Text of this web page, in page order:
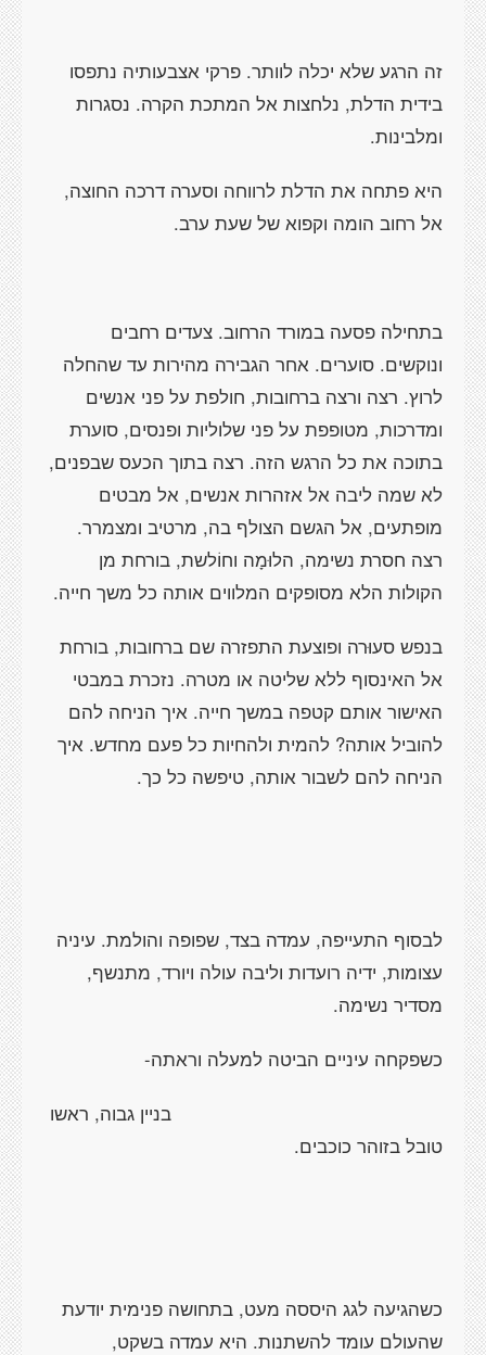
זה הרגע שלא יכלה לוותר. פרקי אצבעותיה נתפסו
בידית הדלת, נלחצות אל המתכת הקרה. נסגרות
ומלבינות.
היא פתחה את הדלת לרווחה וסערה דרכה החוצה,
אל רחוב הומה וקפוא של שעת ערב.
בתחילה פסעה במורד הרחוב. צעדים רחבים
ונוקשים. סוערים. אחר הגבירה מהירות עד שהחלה
לרוץ. רצה ורצה ברחובות, חולפת על פני אנשים
ומדרכות, מטופפת על פני שלוליות ופנסים, סוערת
בתוכה את כל הרגש הזה. רצה בתוך הכעס שבפנים,
לא שמה ליבה אל אזהרות אנשים, אל מבטים
מופתעים, אל הגשם הצולף בה, מרטיב ומצמרר.
רצה חסרת נשימה, הלוּמָה וחוֹלשת, בורחת מן
הקולות הלא מסופקים המלווים אותה כל משך חייה.
בנפש סעוּרה ופוצעת התפזרה שם ברחובות, בורחת
אל האינסוף ללא שליטה או מטרה. נזכרת במבטי
האישור אותם קטפה במשך חייה. איך הניחה להם
להוביל אותה? להמית ולהחיות כל פעם מחדש. איך
הניחה להם לשבור אותה, טיפשה כל כך.
לבסוף התעייפה, עמדה בצד, שפופה והולמת. עיניה
עצומות, ידיה רועדות וליבה עולה ויורד, מתנשף,
מסדיר נשימה.
כשפקחה עיניים הביטה למעלה וראתה-
בניין גבוה, ראשו
טובל בזוהר כוכבים.
כשהגיעה לגג היססה מעט, בתחושה פנימית יודעת
שהעולם עומד להשתנות. היא עמדה בשקט,